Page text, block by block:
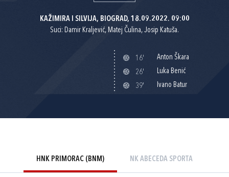
KAŽIMIRA I SILVIJA, BIOGRAD, 18.09.2022. 09:00
Suci: Damir Kraljević, Matej Čulina, Josip Katuša.
16'
Anton Škara
26'
Luka Benić
39'
Ivano Batur
HNK PRIMORAC (BNM) NK ABECEDA SPORTA